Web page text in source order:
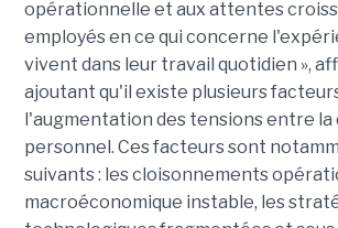
opérationnelle et aux attentes
employés en ce qui concerne
vivent dans leur travail quotidien »,
ajoutant qu'il existe plusieurs
l'augmentation des tensions entre
personnel. Ces facteurs sont
suivants : les cloisonnements
macroéconomique instable, les